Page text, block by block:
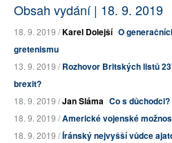
Obsah vydání | 18. 9. 2019
18. 9. 2019 /Karel Dolejší O
gretenismu
13. 9. 2019 /Rozhovor Britských listů
brexit?
18. 9. 2019 /Jan Sláma Co s důchodci?
18. 9. 2019 /Americké vojenské
18. 9. 2019 /Íránský nejvyšší vůdce